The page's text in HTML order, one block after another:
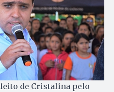
de Cristalina pelo